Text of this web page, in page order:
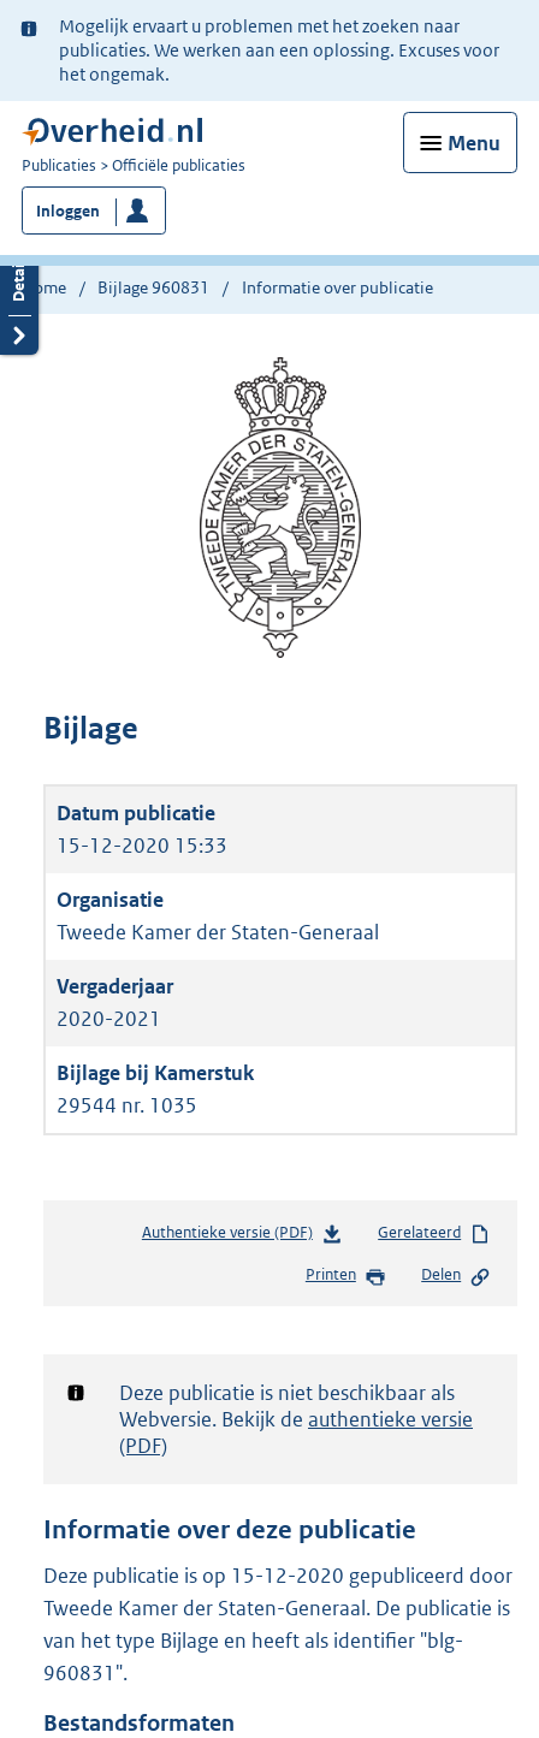
Ter
informatie:
Mogelijk ervaart u problemen met het zoeken naar
publicaties. We werken aan een oplossing. Excuses voor
het ongemak.
Menu
U
bent
nu
hier:
Publicaties Officiële publicaties
Inloggen
Home Bijlage 960831 Informatie over publicatie
Bijlage
15-12-2020 15:33
Tweede Kamer der Staten-Generaal
2020-2021
29544 nr. 1035
Authentieke versie (PDF)b
s
d
g
t
e
:
1
Gerelateerd
Printen Delen
Notificatie:
Deze publicatie is niet beschikbaar als
Webversie. Bekijk de authentieke versie
(PDF)
Informatie over deze publicatie
Deze publicatie is op 15-12-2020 gepubliceerd door
Tweede Kamer der Staten-Generaal. De publicatie is
van het type Bijlage en heeft als identifier "blg-
960831".
Bestandsformaten